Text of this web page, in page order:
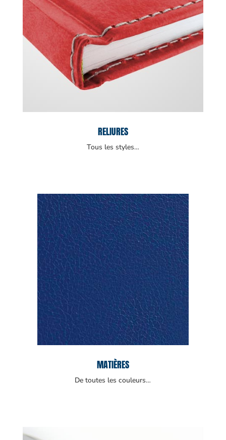
RELIURES
Tous les styles…
MATIÈRES
De toutes les couleurs…